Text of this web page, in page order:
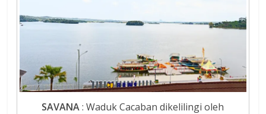
SAVANA: Waduk Cacaban dikelilingi oleh